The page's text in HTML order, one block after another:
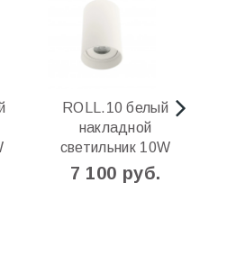
ROLL.10 белый
накладной
светильник 10W
7 100 руб.